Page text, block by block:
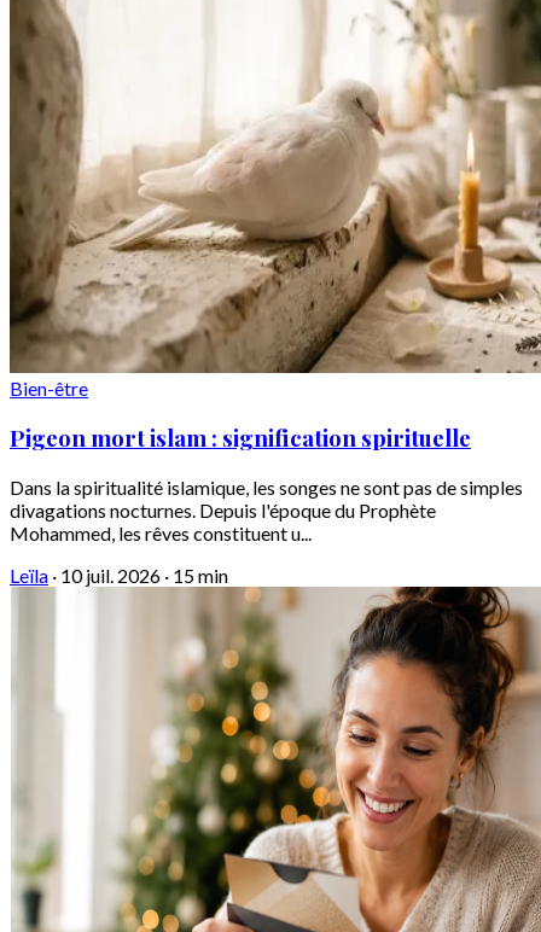
Bien-être
Pigeon mort islam : signification spirituelle
Dans la spiritualité islamique, les songes ne sont pas de simples
divagations nocturnes. Depuis l'époque du Prophète
Mohammed, les rêves constituent u...
Leïla · 10 juil. 2026 · 15 min